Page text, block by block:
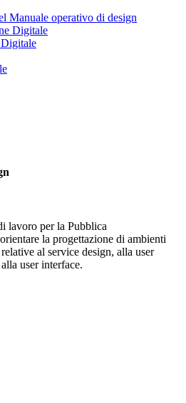
Manuale operativo di design
lavoro per la Pubblica
la progettazione di ambienti
al service design, alla user
user interface.